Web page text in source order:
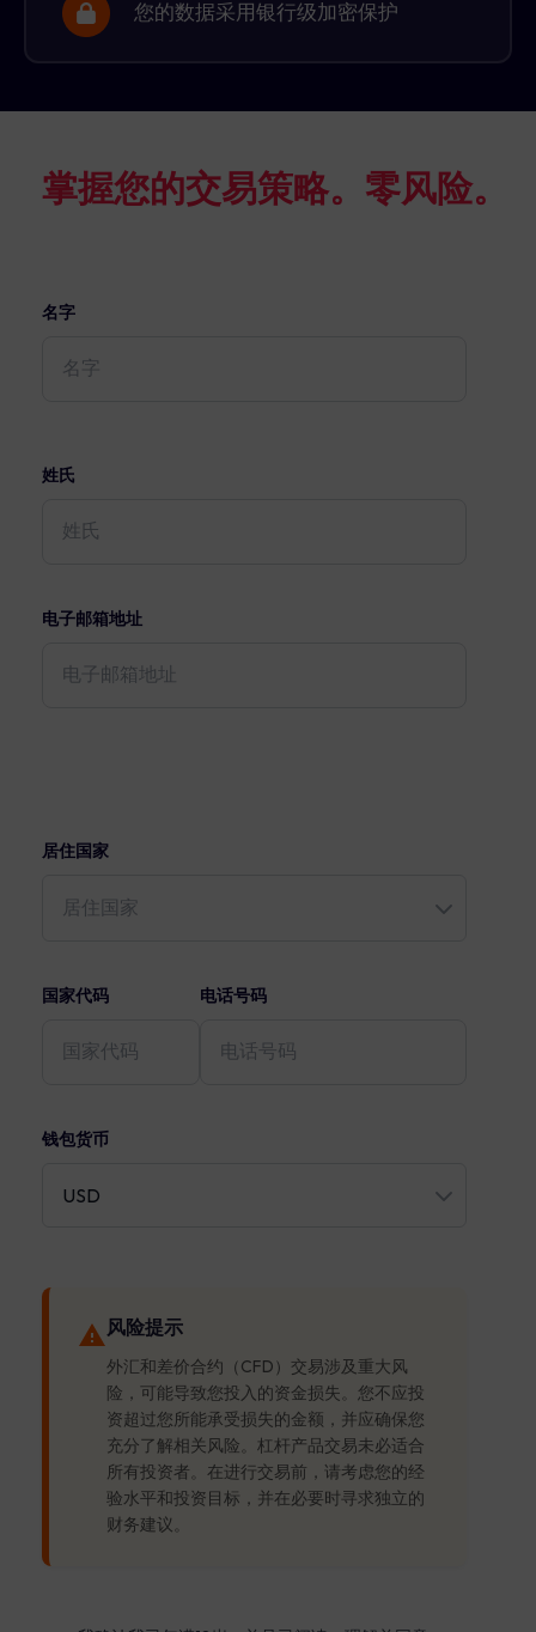
您的数据采用银行级加密保护
掌握您的交易策略。零风险。
名字
姓氏
电子邮箱地址
居住国家
国家代码 电话号码
钱包货币
风险提示
外汇和差价合约（CFD）交易涉及重大风
险，可能导致您投入的资金损失。您不应投
资超过您所能承受损失的金额，并应确保您
充分了解相关风险。杠杆产品交易未必适合
所有投资者。在进行交易前，请考虑您的经
验水平和投资目标，并在必要时寻求独立的
财务建议。